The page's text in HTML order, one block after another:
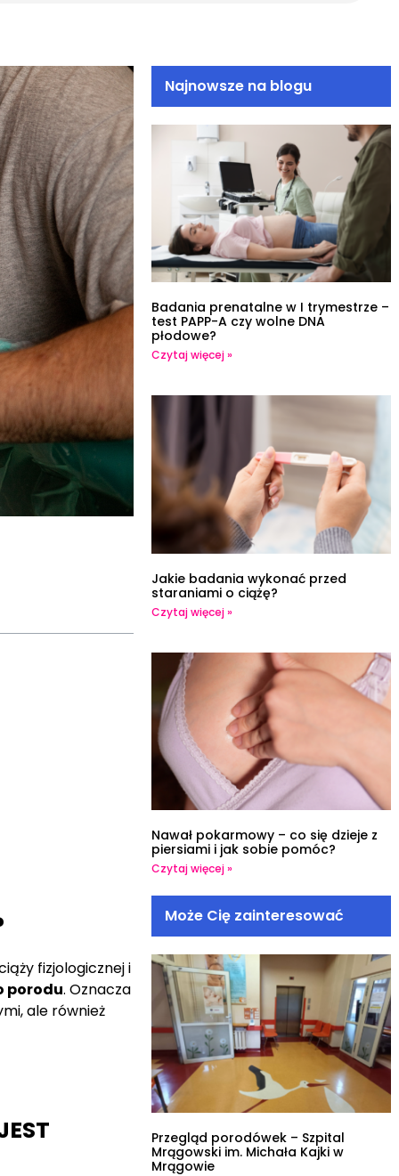
fizjologicznej i
porodu. Oznacza
ale również
Najnowsze na blogu
Badania prenatalne w I trymestrze –
test PAPP-A czy wolne DNA
płodowe?
Czytaj więcej »
Jakie badania wykonać przed
staraniami o ciążę?
Czytaj więcej »
Nawał pokarmowy – co się dzieje z
piersiami i jak sobie pomóc?
Czytaj więcej »
Może Cię zainteresować
Przegląd porodówek – Szpital
Mrągowski im. Michała Kajki w
Mrągowie